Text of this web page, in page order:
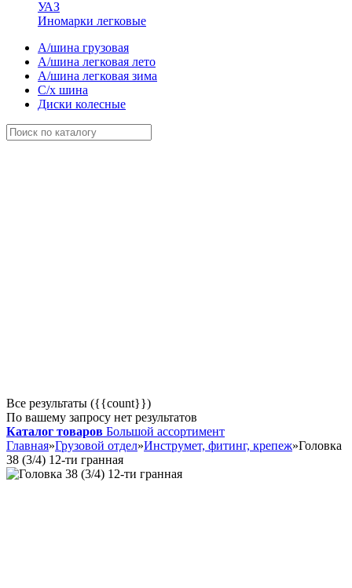
УАЗ
Иномарки легковые
А/шина грузовая
А/шина легковая лето
А/шина легковая зима
С/х шина
Диски колесные
Все результаты ({{count}})
По вашему запросу нет результатов
Каталог товаров Большой ассортимент
Главная»Грузовой отдел»Инструмет, фитинг, крепеж»Головка
38 (3/4) 12-ти гранная